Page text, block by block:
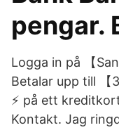
pengar.
Logga in på 【
Betalar upp till
⚡ på ett
Kontakt. Jag